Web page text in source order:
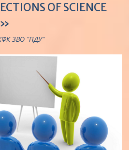
OF SCIENCE
ЗВО "ПДУ"